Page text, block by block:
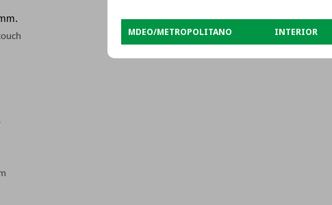
MDEO/METROPOLITANO INTERIOR